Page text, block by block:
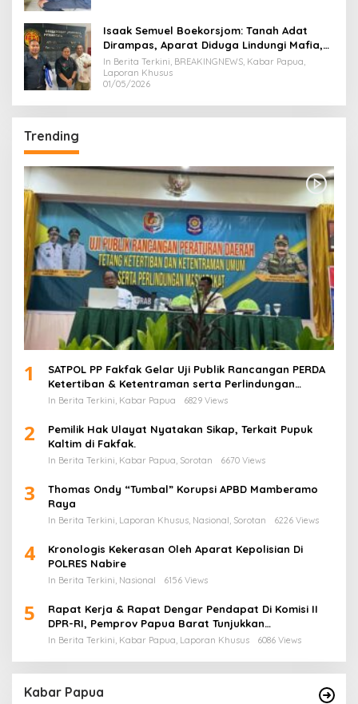
Isaak Semuel Boekorsjom: Tanah Adat
Dirampas, Aparat Diduga Lindungi Mafia,
Kasus Kini Jadi Prioritas ATR/BPN
In Berita Terkini, BREAKINGNEWS, Kabar Papua,
Laporan Khusus
01/05/2026
Trending
1
SATPOL PP Fakfak Gelar Uji Publik Rancangan PERDA
Ketertiban & Ketentraman serta Perlindungan
Masyarakat
In Berita Terkini, Kabar Papua 6829 Views
2
Pemilik Hak Ulayat Nyatakan Sikap, Terkait Pupuk
Kaltim di Fakfak.
In Berita Terkini, Kabar Papua, Sorotan 6670 Views
3
Thomas Ondy “Tumbal” Korupsi APBD Mamberamo
Raya
In Berita Terkini, Laporan Khusus, Nasional, Sorotan 6226 Views
4
Kronologis Kekerasan Oleh Aparat Kepolisian Di
POLRES Nabire
In Berita Terkini, Nasional 6156 Views
5
Rapat Kerja & Rapat Dengar Pendapat Di Komisi II
DPR-RI, Pemprov Papua Barat Tunjukkan
Keberpihakan Terhadap Aspirasi Masyarakat!
In Berita Terkini, Kabar Papua, Laporan Khusus 6086 Views
Kabar Papua